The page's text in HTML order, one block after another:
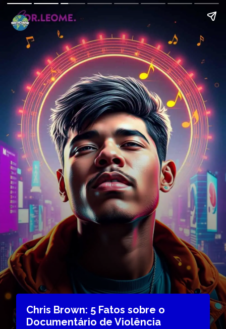
Chris Brown: 5 Fatos sobre o
Documentário de Violência